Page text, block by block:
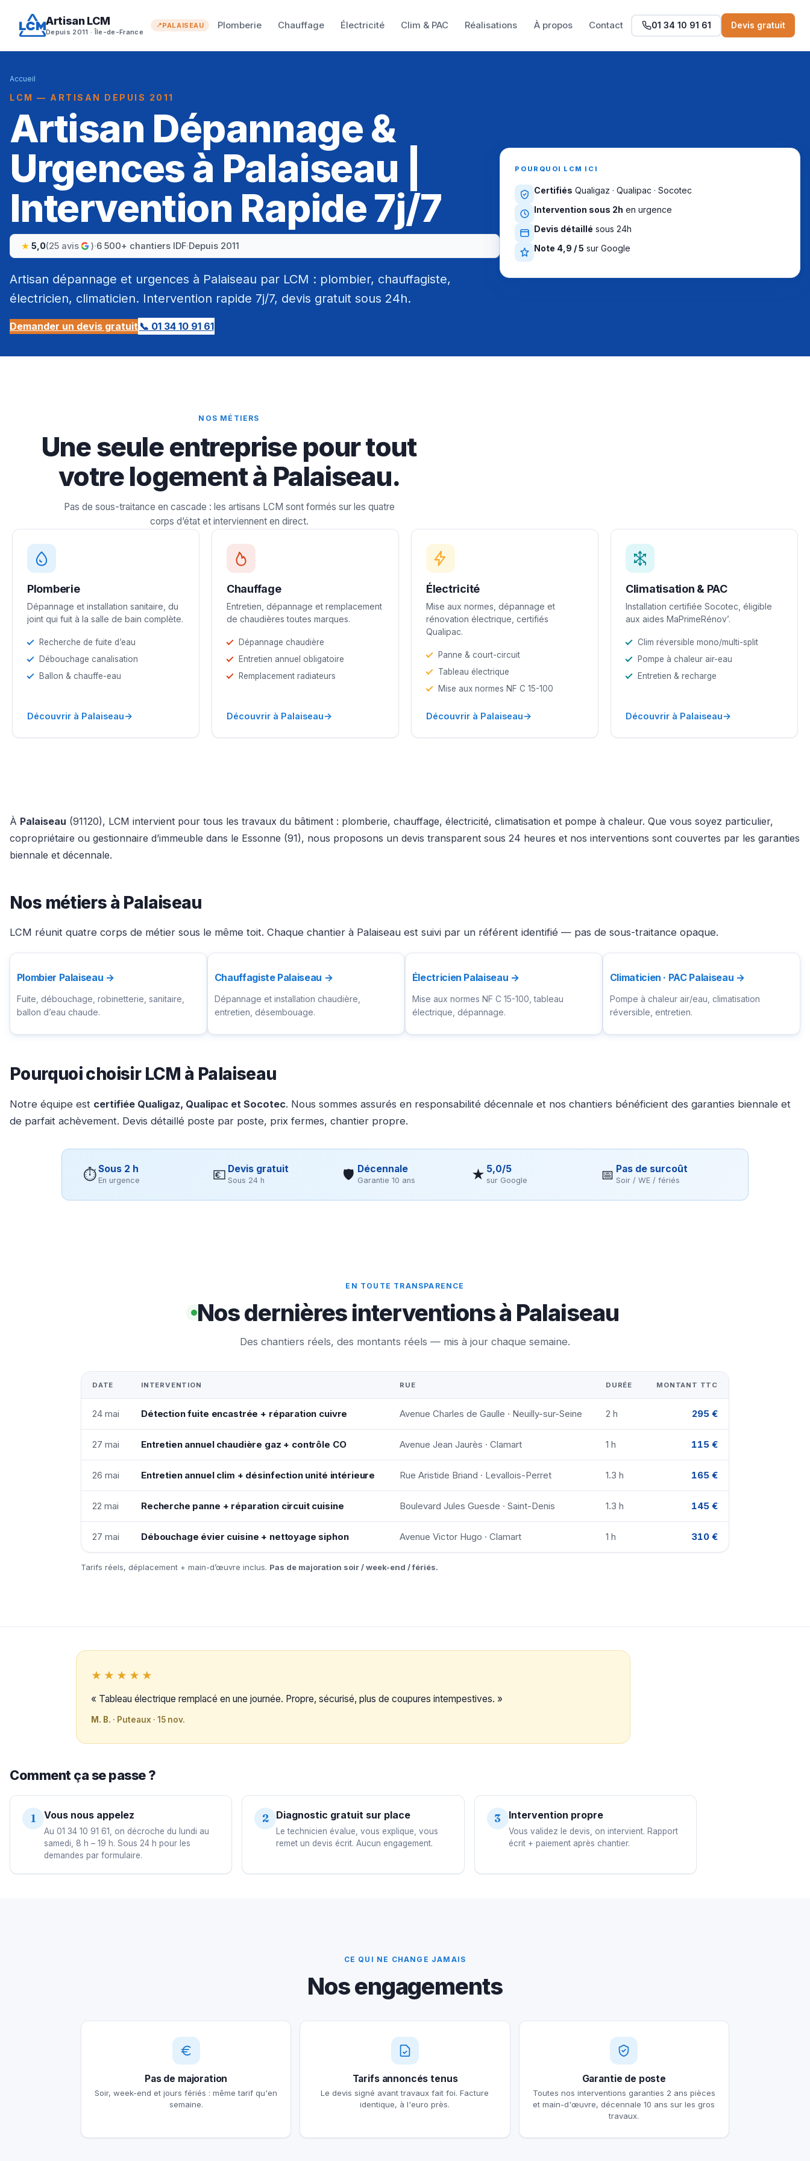
Artisan LCM
Depuis 2011 · Île-de-France
PALAISEAU Plomberie Chauffage Électricité Clim & PAC Réalisations À propos Contact 01 34 10 91 61 Devis gratuit
Accueil
LCM — ARTISAN DEPUIS 2011
Artisan Dépannage &
Urgences à Palaiseau |
Intervention Rapide 7j/7
5,0(25 avis )·6 500+ chantiers IDF·Depuis 2011
Artisan dépannage et urgences à Palaiseau par LCM : plombier, chauffagiste,
électricien, climaticien. Intervention rapide 7j/7, devis gratuit sous 24h.
Demander un devis gratuit 📞 01 34 10 91 61
POURQUOI LCM ICI
Certifiés Qualigaz · Qualipac · Socotec
Intervention sous 2h en urgence
Devis détaillé sous 24h
Note 4,9 / 5 sur Google
NOS MÉTIERS
Une seule entreprise pour tout
votre logement à Palaiseau.
Pas de sous-traitance en cascade : les artisans LCM sont formés sur les quatre
corps d’état et interviennent en direct.
Plomberie
Dépannage et installation sanitaire, du
joint qui fuit à la salle de bain complète.
Recherche de fuite d’eau
Débouchage canalisation
Ballon & chauffe-eau
Découvrir à Palaiseau→
Chauffage
Entretien, dépannage et remplacement
de chaudières toutes marques.
Dépannage chaudière
Entretien annuel obligatoire
Remplacement radiateurs
Découvrir à Palaiseau→
Électricité
Mise aux normes, dépannage et
rénovation électrique, certifiés
Qualipac.
Panne & court-circuit
Tableau électrique
Mise aux normes NF C 15-100
Découvrir à Palaiseau→
Climatisation & PAC
Installation certifiée Socotec, éligible
aux aides MaPrimeRénov’.
Clim réversible mono/multi-split
Pompe à chaleur air-eau
Entretien & recharge
Découvrir à Palaiseau→
À Palaiseau (91120), LCM intervient pour tous les travaux du bâtiment : plomberie, chauffage, électricité, climatisation et pompe à chaleur. Que vous soyez particulier,
copropriétaire ou gestionnaire d’immeuble dans le Essonne (91), nous proposons un devis transparent sous 24 heures et nos interventions sont couvertes par les garanties
biennale et décennale.
Nos métiers à Palaiseau
LCM réunit quatre corps de métier sous le même toit. Chaque chantier à Palaiseau est suivi par un référent identifié — pas de sous-traitance opaque.
Plombier Palaiseau →
Fuite, débouchage, robinetterie, sanitaire,
ballon d’eau chaude.
Chauffagiste Palaiseau →
Dépannage et installation chaudière,
entretien, désembouage.
Électricien Palaiseau →
Mise aux normes NF C 15-100, tableau
électrique, dépannage.
Climaticien · PAC Palaiseau →
Pompe à chaleur air/eau, climatisation
réversible, entretien.
Pourquoi choisir LCM à Palaiseau
Notre équipe est certifiée Qualigaz, Qualipac et Socotec. Nous sommes assurés en responsabilité décennale et nos chantiers bénéficient des garanties biennale et
de parfait achèvement. Devis détaillé poste par poste, prix fermes, chantier propre.
⏱Sous 2 h
En urgence 💶 Devis gratuit
Sous 24 h 🛡 Décennale
Garantie 10 ans ★ 5,0/5
sur Google 📅 Pas de surcoût
Soir / WE / fériés
EN TOUTE TRANSPARENCE
Nos dernières interventions à Palaiseau
Des chantiers réels, des montants réels — mis à jour chaque semaine.
DATE INTERVENTION RUE DURÉE MONTANT TTC
24 mai Détection fuite encastrée + réparation cuivre Avenue Charles de Gaulle · Neuilly-sur-Seine 2 h 295 €
27 mai Entretien annuel chaudière gaz + contrôle CO Avenue Jean Jaurès · Clamart 1 h 115 €
26 mai Entretien annuel clim + désinfection unité intérieure Rue Aristide Briand · Levallois-Perret 1.3 h 165 €
22 mai Recherche panne + réparation circuit cuisine Boulevard Jules Guesde · Saint-Denis 1.3 h 145 €
27 mai Débouchage évier cuisine + nettoyage siphon Avenue Victor Hugo · Clamart 1 h 310 €
Tarifs réels, déplacement + main-d’œuvre inclus. Pas de majoration soir / week-end / fériés.
★★★★★
« Tableau électrique remplacé en une journée. Propre, sécurisé, plus de coupures intempestives. »
M. B. · Puteaux · 15 nov.
Comment ça se passe ?
1 Vous nous appelez
Au 01 34 10 91 61, on décroche du lundi au
samedi, 8 h – 19 h. Sous 24 h pour les
demandes par formulaire.
2 Diagnostic gratuit sur place
Le technicien évalue, vous explique, vous
remet un devis écrit. Aucun engagement.
3 Intervention propre
Vous validez le devis, on intervient. Rapport
écrit + paiement après chantier.
CE QUI NE CHANGE JAMAIS
Nos engagements
Pas de majoration
Soir, week-end et jours fériés : même tarif qu'en
semaine.
Tarifs annoncés tenus
Le devis signé avant travaux fait foi. Facture
identique, à l'euro près.
Garantie de poste
Toutes nos interventions garanties 2 ans pièces
et main-d'œuvre, décennale 10 ans sur les gros
travaux.